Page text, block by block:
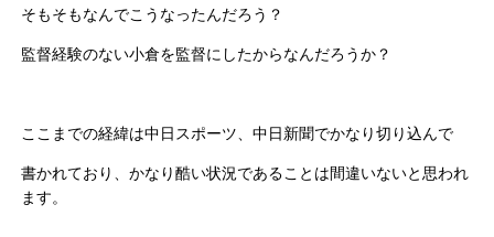
そもそもなんでこうなったんだろう？
監督経験のない小倉を監督にしたからなんだろうか？
ここまでの経緯は中日スポーツ、中日新聞でかなり切り込んで
書かれており、かなり酷い状況であることは間違いないと思われ
ます。